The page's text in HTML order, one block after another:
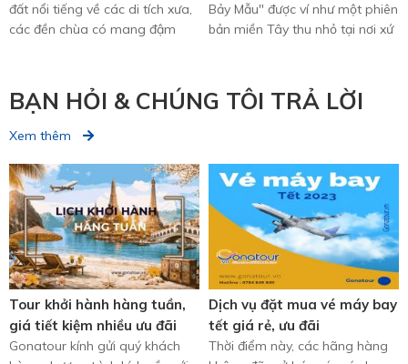
đất nổi tiếng về các di tích xưa,
các đền chùa có mang đậm
Bảy Mẫu" được ví như một phiên
bản miền Tây thu nhỏ tại nơi xứ
BẠN HỎI & CHÚNG TÔI TRẢ LỜI
Xem thêm
Tour khởi hành hàng tuần,
giá tiết kiệm nhiều ưu đãi
Gonatour kính gửi quý khách
Dịch vụ đặt mua vé máy bay
tết giá rẻ, ưu đãi
Thời điểm này, các hãng hàng